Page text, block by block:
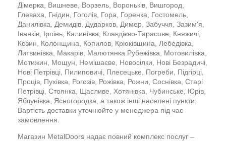
Дімерка, Вишневе, Ворзель, Вороньків, Вишгород,
Глеваха, Гнідин, Гоголів, Гора, Горенка, Гостомель,
Данилівка, Демидів, Дударков, Димер, Забуччя, Зазим'я,
Іванків, Ірпінь, Калинівка, Клавдієво-Тарасове, Княжичі,
Козин, Колонщина, Копилов, Крюківщина, Лебедівка,
Литвинівка, Макарів, Малютянка Рубежівка, Мотовилівка,
Мотижин, Мощун, Немішаєве, Новосілки, Нові Безрадичі,
Нові Петрівці, Пилиповичі, Плесецьке, Погреби, Підгірці,
Проців, Пухівка, Рогозів, Рожівка, Рожни, Соснівка, Старі
Петрівці, Стоянка, Щасливе, Хотянівка, Чубинське, Юрів,
Яблунівка, Ясногородка, а також інші населені пункти.
Вартість доставки уточнюйте у менеджера під час
замовлення.
Магазин MetalDoors надає повний комплекс послуг –